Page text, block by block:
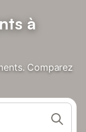
à
Comparez